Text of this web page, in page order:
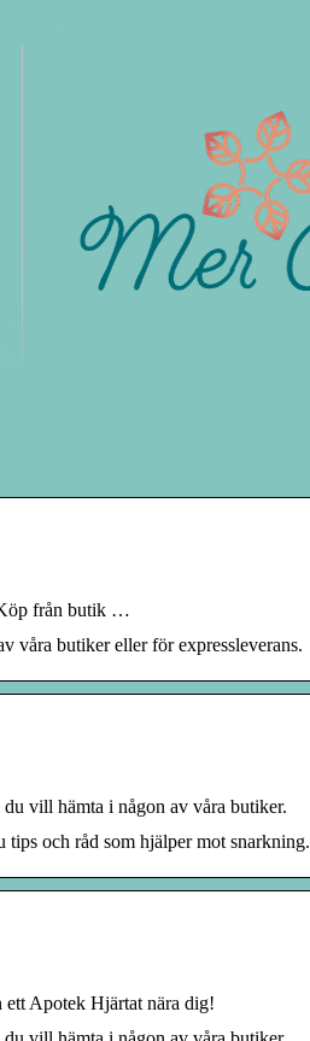
från butik …
våra butiker eller för expressleverans.
vill hämta i någon av våra butiker.
tips och råd som hjälper mot snarkning.
Apotek Hjärtat nära dig!